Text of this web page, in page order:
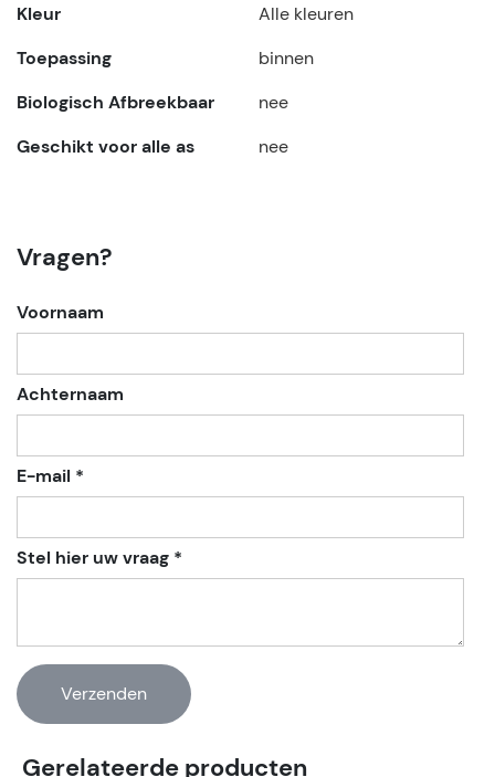
Kleur
Alle kleuren
Toepassing
binnen
Biologisch Afbreekbaar
nee
Geschikt voor alle as
nee
Vragen?
Voornaam
Achternaam
E-mail *
Stel hier uw vraag *
Gerelateerde producten